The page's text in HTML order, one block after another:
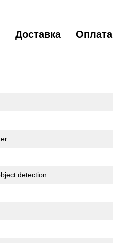
Доставка Оплата
detection